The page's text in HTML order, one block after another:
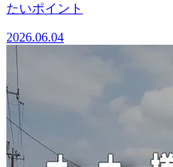
たいポイント
2026.06.04